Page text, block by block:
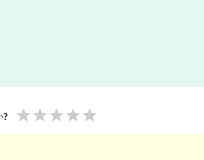
? star star star star star